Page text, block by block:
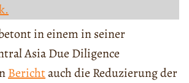
in einem in seiner
Asia Due Diligence
Berichtauch die Reduzierung der